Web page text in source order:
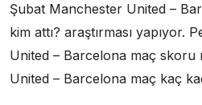
Şubat Manchester United –
kim attı? araştırması yapıyor.
United – Barcelona maç skoru
United – Barcelona maç kaç